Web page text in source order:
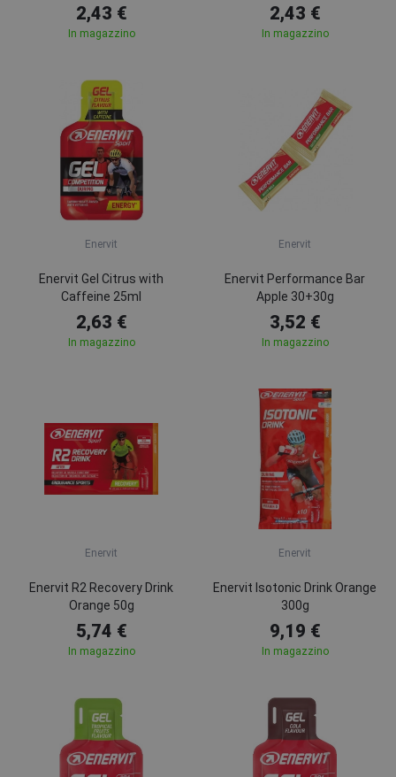
2,43 €
In magazzino
2,43 €
In magazzino
Enervit
Enervit Gel Citrus with
Caffeine 25ml
2,63 €
In magazzino
Enervit
Enervit Performance Bar
Apple 30+30g
3,52 €
In magazzino
Enervit
Enervit R2 Recovery Drink
Orange 50g
5,74 €
In magazzino
Enervit
Enervit Isotonic Drink Orange
300g
9,19 €
In magazzino